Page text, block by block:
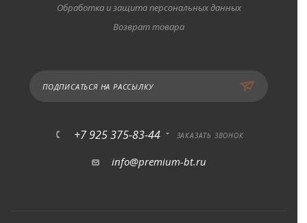
Обработка и защита персональных данных
Возврат товара
ПОДПИСАТЬСЯ НА РАССЫЛКУ
+7 925 375-83-44 ЗАКАЗАТЬ ЗВОНОК
info@premium-bt.ru